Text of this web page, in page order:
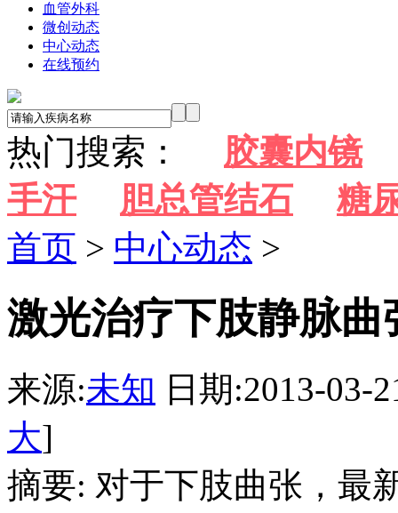
血管外科
微创动态
中心动态
在线预约
热门搜索： 胶囊内镜
手汗
胆总管结石
糖
首页 > 中心动态 >
激光治疗下肢静脉曲
来源:未知 日期:2013-03-
大]
摘要: 对于下肢曲张，最